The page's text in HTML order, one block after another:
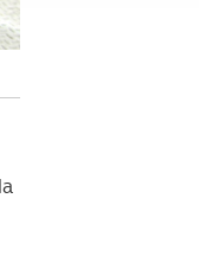
apenas com o seu